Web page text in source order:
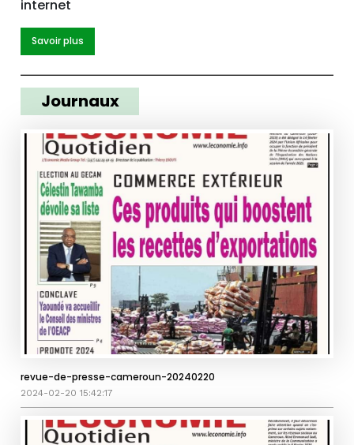
internet
Savoir plus
Journaux
revue-de-presse-cameroun-20240220
2024-02-20 15:42:17